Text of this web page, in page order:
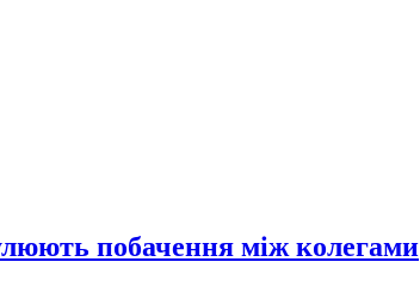
побачення між колегами